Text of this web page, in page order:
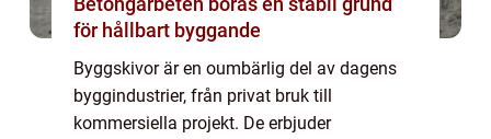
för hållbart byggande
Byggskivor är en oumbärlig del av dagens
byggindustrier, från privat bruk till
kommersiella projekt. De erbjuder